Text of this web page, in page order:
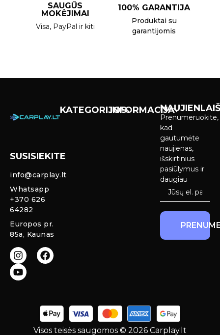
SAUGŪS
MOKĖJIMAI
Visa, PayPal ir kiti
100% GARANTIJA
Produktai su
garantijomis
SUSISIEKITE
info@carplay.lt
Whatsapp
+370 626
64282
Europos pr.
85a, Kaunas
KATEGORIJOS
galinio vaizdo
INFORMACIJA
Prenumeruokite,
kad
gautumėte
naujienas,
išskirtinius
pasiūlymus ir
daugiau
Visos teisės saugomos © 2026 Carplay.lt